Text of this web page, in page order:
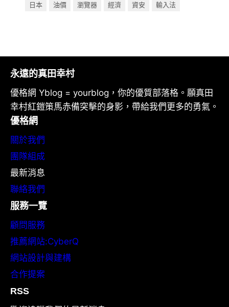
日本
油價 瀏覽器 經濟 資安 輸入法
永遠的真田幸村
優格網 Yblog = yourblog，你的優質部落格。願真田
幸村紅鎧策馬赤備突擊的身影，帶給我們更多的勇氣。
優格網
關於我們
團隊組成
最新消息
聯絡我們
服務一覽
顧問服務
推薦網站:CyberQ
網站設計與建構
合作提案
RSS